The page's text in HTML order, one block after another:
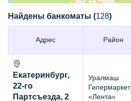
Найдены банкоматы (128)
Адрес Район
Екатеринбург,
22-го
Партсъезда, 2
Уралмаш
Гипермаркет
«Лента»